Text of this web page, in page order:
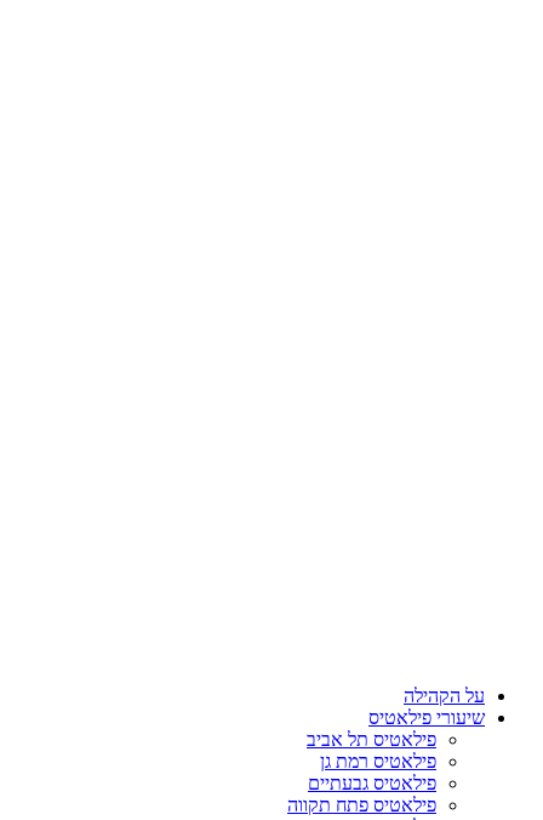
על הקהילה
שיעורי פילאטיס
פילאטיס תל אביב
פילאטיס רמת גן
פילאטיס גבעתיים
פילאטיס פתח תקווה